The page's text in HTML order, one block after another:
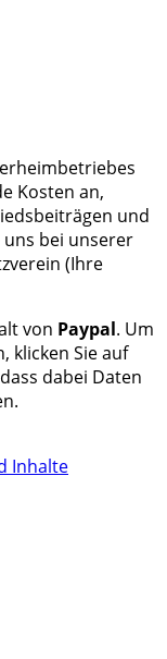
Kosten an,
und
uns bei unserer
(Ihre
von Paypal. Um
klicken Sie auf
dabei Daten
Inhalte